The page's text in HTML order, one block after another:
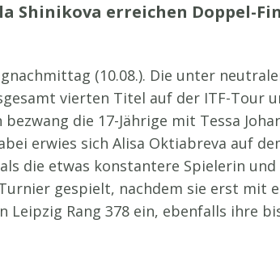
Shinikova erreichen Doppel-
(10.08.). Die unter
vierten Titel auf der ITF-Tour
die 17-Jährige mit Tessa
erwies sich Alisa Oktiabreva auf
die etwas konstantere Spielerin
gespielt, nachdem sie erst mit
Rang 378 ein, ebenfalls ihre